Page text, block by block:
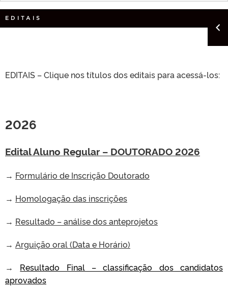
EDITAIS
EDITAIS – Clique nos títulos dos editais para acessá-los:
2026
Edital Aluno Regular – DOUTORADO 2026
→ Formulário de Inscrição Doutorado
→ Homologação das inscrições
→ Resultado – análise dos anteprojetos
→ Arguição oral (Data e Horário)
→ Resultado Final – classificação dos candidatos
aprovados